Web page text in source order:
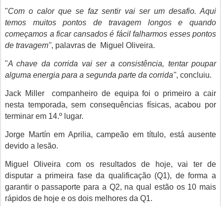
"Com o calor que se faz sentir vai ser um desafio. Aqui
temos muitos pontos de travagem longos e quando
começamos a ficar cansados é fácil falharmos esses pontos
de travagem", palavras de Miguel Oliveira.
"A chave da corrida vai ser a consistência, tentar poupar
alguma energia para a segunda parte da corrida", concluiu.
Jack Miller companheiro de equipa foi o primeiro a cair
nesta temporada, sem consequências físicas, acabou por
terminar em 14.º lugar.
Jorge Martín em Aprilia, campeão em título, está ausente
devido a lesão.
Miguel Oliveira com os resultados de hoje, vai ter de
disputar a primeira fase da qualificação (Q1), de forma a
garantir o passaporte para a Q2, na qual estão os 10 mais
rápidos de hoje e os dois melhores da Q1.